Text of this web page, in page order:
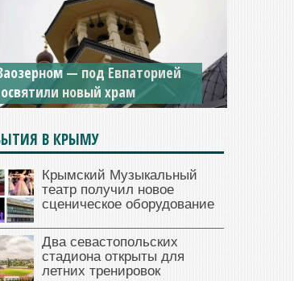
— под Евпаторией
новый храм
В КРЫМУ
Крымский Музыкальный
театр получил новое
сценическое оборудование
Два севастопольских
стадиона открыты для
летних тренировок